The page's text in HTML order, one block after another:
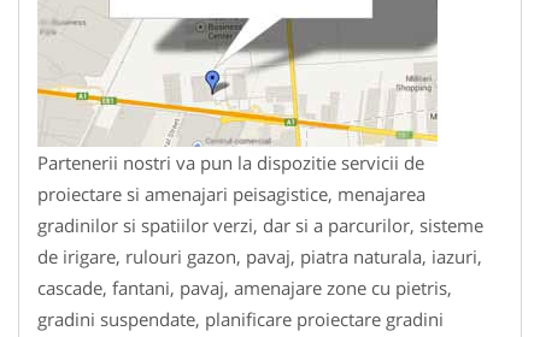
Partenerii nostri va pun la dispozitie servicii de
proiectare si amenajari peisagistice, menajarea
gradinilor si spatiilor verzi, dar si a parcurilor, sisteme
de irigare, rulouri gazon, pavaj, piatra naturala, iazuri,
cascade, fantani, pavaj, amenajare zone cu pietris,
gradini suspendate, planificare proiectare gradini